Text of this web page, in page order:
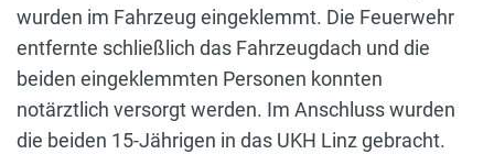
wurden im Fahrzeug eingeklemmt. Die Feuerwehr
entfernte schließlich das Fahrzeugdach und die
beiden eingeklemmten Personen konnten
notärztlich versorgt werden. Im Anschluss wurden
die beiden 15-Jährigen in das UKH Linz gebracht.